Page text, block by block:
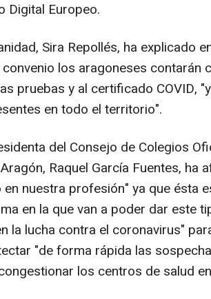
Digital Europeo.
Sira Repollés, ha explicado
los aragoneses contarán
pruebas y al certificado COVID,
en todo el territorio".
del Consejo de Colegios
Raquel García Fuentes, ha
nuestra profesión" ya que ésta
en la que van a poder dar este
la lucha contra el coronavirus"
"de forma rápida las
los centros de salud